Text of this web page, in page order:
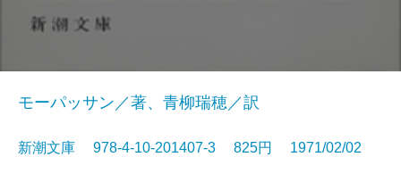
モーパッサン／著、青柳瑞穂／訳
新潮文庫 978-4-10-201407-3 825円 1971/02/02